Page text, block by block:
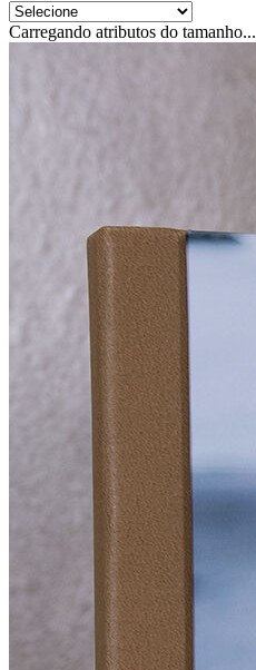
Carregando atributos do tamanho...